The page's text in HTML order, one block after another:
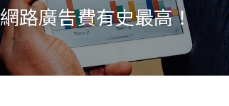
路廣告費有史最高！